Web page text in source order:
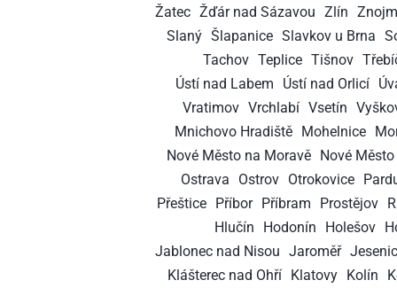
Žatec Žďár nad Sázavou Zlín
Slaný Šlapanice Slavkov u Brna
Tachov Teplice Tišnov
Ústí nad Labem
Ústí nad Orlicí
Vratimov Vrchlabí Vsetín
Mnichovo Hradiště
Mohelnice
Nové Město na Moravě
Nové
Ostrava
Ostrov Otrokovice
Přeštice Příbor Příbram Prostějov
Hlučín
Hodonín Holešov
Jablonec nad Nisou Jaroměř
Klášterec nad Ohří
Klatovy Kolín